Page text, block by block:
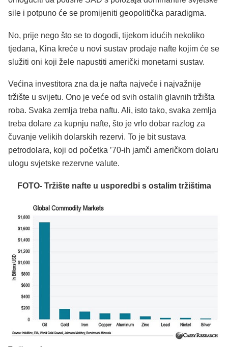
sile i potpuno će se promijeniti geopolitička paradigma.
No, prije nego što se to dogodi, tijekom idućih nekoliko
tjedana, Kina kreće u novi sustav prodaje nafte kojim će se
služiti oni koji žele napustiti američki monetarni sustav.
Većina investitora zna da je nafta najveće i najvažnije
tržište u svijetu. Ono je veće od svih ostalih glavnih tržišta
roba. Svaka zemlja treba naftu. Ali, isto tako, svaka zemlja
treba dolare za kupnju nafte, što je vrlo dobar razlog za
čuvanje velikih dolarskih rezervi. To je bit sustava
petrodolara, koji od početka ’70-ih jamči američkom dolaru
ulogu svjetske rezervne valute.
FOTO- Tržište nafte u usporedbi s ostalim tržištima